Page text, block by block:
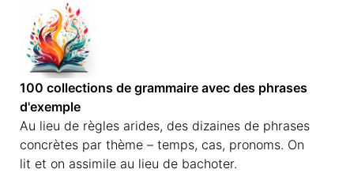
100 collections de grammaire avec des phrases
d'exemple
Au lieu de règles arides, des dizaines de phrases
concrètes par thème – temps, cas, pronoms. On
lit et on assimile au lieu de bachoter.